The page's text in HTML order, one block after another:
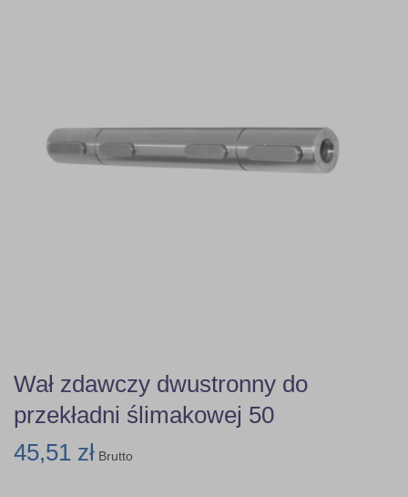
Wał zdawczy dwustronny do
przekładni ślimakowej 50
45,51 zł Brutto